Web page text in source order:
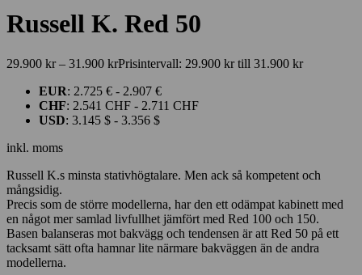
Russell K. Red 50
29.900 kr – 31.900 krPrisintervall: 29.900 kr till 31.900 kr
EUR: 2.725 € - 2.907 €
CHF: 2.541 CHF - 2.711 CHF
USD: 3.145 $ - 3.356 $
inkl. moms
Russell K.s minsta stativhögtalare. Men ack så kompetent och
mångsidig.
Precis som de större modellerna, har den ett odämpat kabinett med
en något mer samlad livfullhet jämfört med Red 100 och 150.
Basen balanseras mot bakvägg och tendensen är att Red 50 på ett
tacksamt sätt ofta hamnar lite närmare bakväggen än de andra
modellerna.